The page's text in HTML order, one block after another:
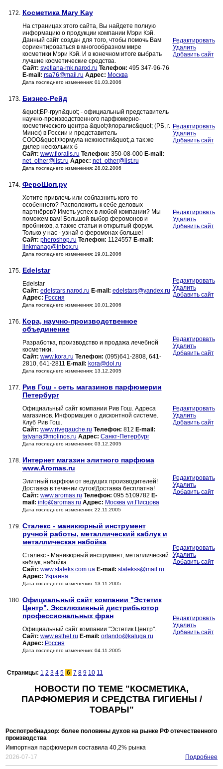
172. Косметика Mary Kay
На страницах этого сайта, Вы найдете полную
информацию о продукции компании Мэри Кэй.
Данный сайт создан для того, чтобы помочь Вам
сориентироваться в многообразном мире
косметики Мэри Кэй. И в конечном итоге выбрать
лучшие косметические средства.
Сайт: svetlana-mk.narod.ru Телефон: 495 347-96-76
E-mail: rsa76@mail.ru Адрес: Москва
Дата последнего изменения: 01.03.2006
Редактировать
Удалить
Добавить сайт
173. Бизнес-Рейд
&quot;БР-груп&quot; - официальный представитель
научно-производственного парфюмерно-
косметического центра &quot;Флоралис&quot; (РБ, г.
Минск) в России и представитель
СООО&quot;Формула нежности&quot;,а так же
дилер нескольких б
Сайт: www.floralis.ru Телефон: 350-08-000 E-mail:
net_other@list.ru Адрес: net_other@list.ru
Дата последнего изменения: 28.02.2006
Редактировать
Удалить
Добавить сайт
174. ФероШоп.ру
Хотите привлечь или соблазнить кого-то
особенного? Расположить к себе деловых
партнёров? Иметь успех в любой компании? Мы
поможем вам! Большой выбор феромонов и
пробников, а также статьи и открытый форум.
Только у нас - узнай о феромонах больше!
Сайт: pheroshop.ru Телефон: 1124557 E-mail:
linkmanag@inbox.ru
Дата последнего изменения: 19.01.2006
Редактировать
Удалить
Добавить сайт
175. Edelstar
Edelstar
Сайт: edelstars.narod.ru E-mail: edelstars@yandex.ru
Адрес: Россия
Дата последнего изменения: 10.01.2006
Редактировать
Удалить
Добавить сайт
176. Кора, научно-производственное
объединение
Разработка, производство и продажа лечебной
косметики.
Сайт: www.kora.ru Телефон: (095)641-2808, 641-
2810, 641-2811 E-mail: kora@dol.ru
Дата последнего изменения: 13.12.2005
Редактировать
Удалить
Добавить сайт
177. Рив Гош - сеть магазинов парфюмерии
Петербург
Официальный сайт компании Рив Гош. Адреса
магазинов. Информация о дисконтной системе.
Клуб Рив Гош.
Сайт: www.rivegauche.ru Телефон: 812 E-mail:
tatyana@molinos.ru Адрес: Санкт-Петербург
Дата последнего изменения: 03.12.2005
Редактировать
Удалить
Добавить сайт
178. Интернет магазин элитного парфюма
www.Aromas.ru
Элитный парфюм от ведущих производителей!
Доставка в течении суток!Доставка бесплатна!
Сайт: www.aromas.ru Телефон: 095 5109782 E-
mail: info@aromas.ru Адрес: Москва ул.Писцова
Дата последнего изменения: 22.11.2005
Редактировать
Удалить
Добавить сайт
179. Сталекс - маникюрный инструмент
ручной работы, металлический каблук и
металлическая набойка
Сталекс - Маникюрный инструмент, металлический
каблук, набойка
Сайт: www.staleks.com.ua E-mail: stalekss@mail.ru
Адрес: Украина
Дата последнего изменения: 13.11.2005
Редактировать
Удалить
Добавить сайт
180. Официальный сайт компании "Эстетик
Центр". Эксклюзивный дистрибьютор
профессиональных фран
Официальный сайт компании "Эстетик Центр".
Сайт: www.esthet.ru E-mail: orlando@kaluga.ru
Адрес: Россия
Дата последнего изменения: 04.11.2005
Редактировать
Удалить
Добавить сайт
Страницы: 1 2 3 4 5 6 7 8 9 10 11
НОВОСТИ ПО ТЕМЕ "КОСМЕТИКА,
ПАРФЮМЕРИЯ И СРЕДСТВА ГИГИЕНЫ /
ТОВАРЫ"
Роспотребнадзор: более половины духов на рынке РФ отечественного
производства
Импортная парфюмерия составила 40,2% рынка
2026-07-17
Подробнее